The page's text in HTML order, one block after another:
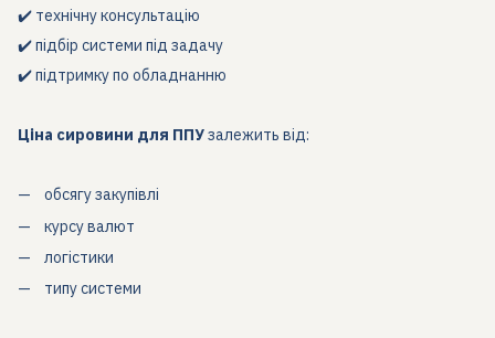
✔️ технічну консультацію
✔️ підбір системи під задачу
✔️ підтримку по обладнанню
Ціна сировини для ППУзалежить від:
обсягу закупівлі
курсу валют
логістики
типу системи